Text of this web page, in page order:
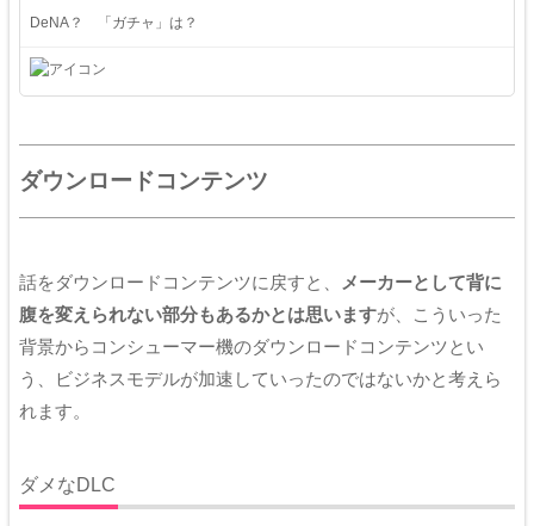
DeNA？ 「ガチャ」は？
ダウンロードコンテンツ
話をダウンロードコンテンツに戻すと、
メーカーとして背に
腹を変えられない部分もあるかとは思いますが、こういった
背景からコンシューマー機のダウンロードコンテンツとい
う、ビジネスモデルが加速していったのではないかと考えら
れます。
ダメなDLC